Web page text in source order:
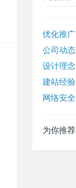
优化推广
公司动态
设计理念
建站经验
网络安全
为你推荐